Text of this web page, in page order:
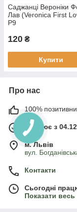
Саджанці Вероніки
Лав (Veronica First
P9
120 ₴
Купити
Про нас
100%
Працює з
м. Львів
вул.
Контакти
Сьогодні
Показати